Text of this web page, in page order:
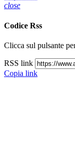
Clicca sul pulsante
RSS link
close
Codice Rss